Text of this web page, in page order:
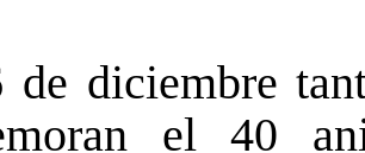
de diciembre
el 40